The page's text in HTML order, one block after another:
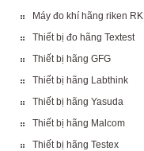
Máy đo khí hãng riken RKI
Thiết bị đo hãng Textest
Thiết bị hãng GFG
Thiết bị hãng Labthink
Thiết bị hãng Yasuda
Thiết bị hãng Malcom
Thiết bị hãng Testex